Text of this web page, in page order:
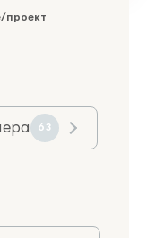
проект
63